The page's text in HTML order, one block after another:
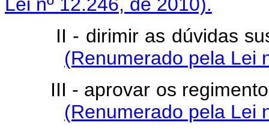
II - dirimir as dúvidas
(Renumerado pela Lei
III - aprovar os regimentos
(Renumerado pela Lei